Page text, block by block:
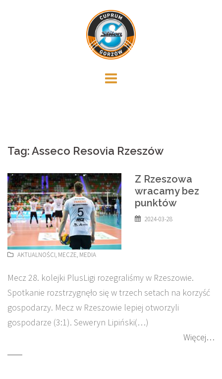
Tag:Asseco Resovia Rzeszów
Z Rzeszowa
wracamy bez
punktów
2024-03-28
AKTUALNOŚCI, MECZE, MEDIA
Mecz 28. kolejki PlusLigi rozegraliśmy w Rzeszowie.
Spotkanie rozstrzygnęło się w trzech setach na korzyść
gospodarzy. Mecz w Rzeszowie lepiej otworzyli
gospodarze (3:1). Seweryn Lipiński(…)
Więcej…